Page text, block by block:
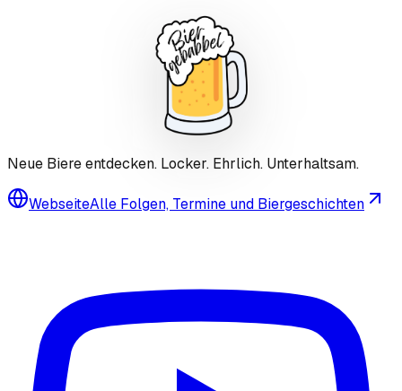
Neue Biere entdecken. Locker. Ehrlich. Unterhaltsam.
WebseiteAlle Folgen, Termine und Biergeschichten